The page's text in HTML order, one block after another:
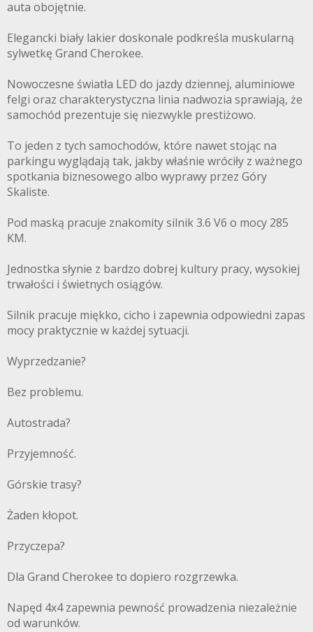
auta obojętnie.
Elegancki biały lakier doskonale podkreśla muskularną
sylwetkę Grand Cherokee.
Nowoczesne światła LED do jazdy dziennej, aluminiowe
felgi oraz charakterystyczna linia nadwozia sprawiają, że
samochód prezentuje się niezwykle prestiżowo.
To jeden z tych samochodów, które nawet stojąc na
parkingu wyglądają tak, jakby właśnie wróciły z ważnego
spotkania biznesowego albo wyprawy przez Góry
Skaliste.
Pod maską pracuje znakomity silnik 3.6 V6 o mocy 285
KM.
Jednostka słynie z bardzo dobrej kultury pracy, wysokiej
trwałości i świetnych osiągów.
Silnik pracuje miękko, cicho i zapewnia odpowiedni zapas
mocy praktycznie w każdej sytuacji.
Wyprzedzanie?
Bez problemu.
Autostrada?
Przyjemność.
Górskie trasy?
Żaden kłopot.
Przyczepa?
Dla Grand Cherokee to dopiero rozgrzewka.
Napęd 4x4 zapewnia pewność prowadzenia niezależnie
od warunków.